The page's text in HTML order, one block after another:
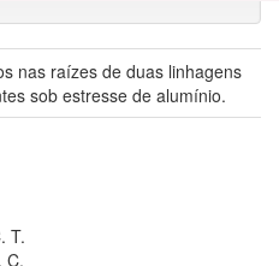
nas raízes de duas linhagens
sob estresse de alumínio.
T.
C.